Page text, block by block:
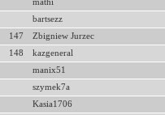
bartsezz
147
Zbigniew Jurzec
148
kazgeneral
manix51
szymek7a
Kasia1706